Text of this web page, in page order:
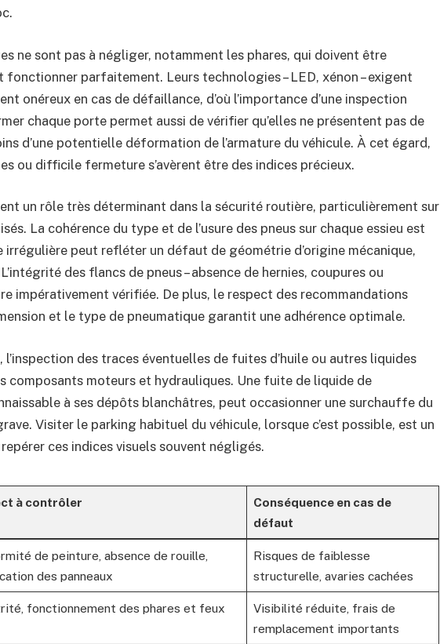
ne sont pas à négliger, notamment les phares, qui doivent être
fonctionner parfaitement. Leurs technologies – LED, xénon – exigent
onéreux en cas de défaillance, d’où l’importance d’une inspection
chaque porte permet aussi de vérifier qu’elles ne présentent pas de
d’une potentielle déformation de l’armature du véhicule. À cet égard,
ou difficile fermeture s’avèrent être des indices précieux.
un rôle très déterminant dans la sécurité routière, particulièrement sur
La cohérence du type et de l’usure des pneus sur chaque essieu est
irrégulière peut refléter un défaut de géométrie d’origine mécanique,
des flancs de pneus – absence de hernies, coupures ou
impérativement vérifiée. De plus, le respect des recommandations
et le type de pneumatique garantit une adhérence optimale.
l’inspection des traces éventuelles de fuites d’huile ou autres liquides
composants moteurs et hydrauliques. Une fuite de liquide de
à ses dépôts blanchâtres, peut occasionner une surchauffe du
Visiter le parking habituel du véhicule, lorsque c’est possible, est un
ces indices visuels souvent négligés.
à contrôler
Conséquence en cas de
défaut
de peinture, absence de rouille,
des panneaux
Risques de faiblesse
structurelle, avaries cachées
fonctionnement des phares et feux
Visibilité réduite, frais de
remplacement importants